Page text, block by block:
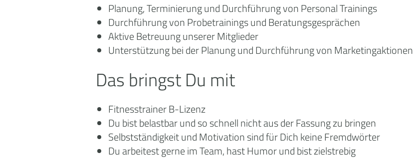
Planung, Terminierung und Durchführung von Personal Trainings
Durchführung von Probetrainings und Beratungsgesprächen
Aktive Betreuung unserer Mitglieder
Unterstützung bei der Planung und Durchführung von Marketingaktionen
Das bringst Du mit
Fitnesstrainer B-Lizenz
Du bist belastbar und so schnell nicht aus der Fassung zu bringen
Selbstständigkeit und Motivation sind für Dich keine Fremdwörter
Du arbeitest gerne im Team, hast Humor und bist zielstrebig